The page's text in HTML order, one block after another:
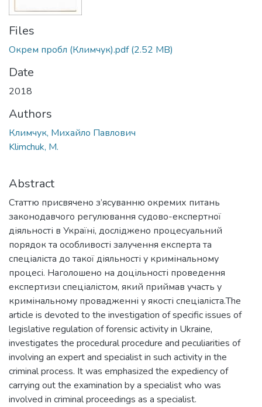
Files
Окрем пробл (Климчук).pdf(2.52 MB)
Date
2018
Authors
Климчук, Михайло Павлович
Klimchuk, M.
Abstract
Cтаттю присвячено з’ясуванню окремих питань
законодавчого регулювання судово-експертної
діяльності в Україні, досліджено процесуальний
порядок та особливості залучення експерта та
спеціаліста до такої діяльності у кримінальному
процесі. Наголошено на доцільності проведення
експертизи спеціалістом, який приймав участь у
кримінальному провадженні у якості спеціаліста.The
article is devoted to the investigation of specific issues of
legislative regulation of forensic activity in Ukraine,
investigates the procedural procedure and peculiarities of
involving an expert and specialist in such activity in the
criminal process. It was emphasized the expediency of
carrying out the examination by a specialist who was
involved in criminal proceedings as a specialist.